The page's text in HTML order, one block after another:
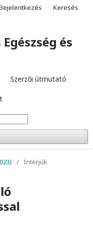
és
Szerzői útmutató
Keresés
/ Interjúk